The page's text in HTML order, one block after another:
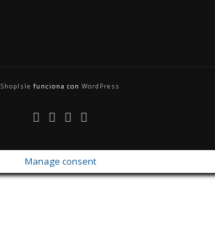
ShopIsle funciona con WordPress
Manage consent